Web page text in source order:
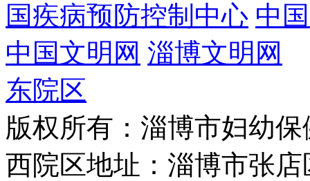
国疾病预防控制中心 中
中国文明网 淄博文明网
东院区
版权所有：淄博市妇幼
西院区地址：淄博市张